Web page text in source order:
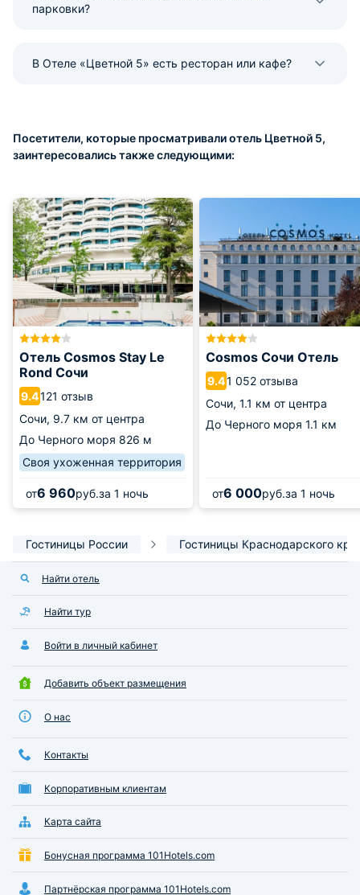
парковки?
В Отеле «Цветной 5» есть ресторан или кафе?
Посетители, которые просматривали отель Цветной 5,
заинтересовались также следующими:
Отель Cosmos Stay Le
Rond Сочи
9.4121 отзыв
Сочи, 9.7 км от центра
До Черного моря 826 м
Своя ухоженная территория
от6 960руб.за 1 ночь
Cosmos Сочи Отель
9.41 052 отзыва
Сочи, 1.1 км от центра
До Черного моря 1.1 км
от6 000руб.за 1 ночь
Гостиницы России Гостиницы Краснодарского
Найти отель
Найти тур
Войти в личный кабинет
Добавить объект размещения
О нас
Контакты
Корпоративным клиентам
Карта сайта
Бонусная программа 101Hotels.com
Партнёрская программа 101Hotels.com